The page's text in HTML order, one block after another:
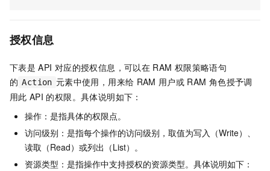
授权信息
下表是 API 对应的授权信息，可以在 RAM 权限策略语句
的 Action 元素中使用，用来给 RAM 用户或 RAM 角色授予调
用此 API 的权限。具体说明如下：
操作：是指具体的权限点。
访问级别：是指每个操作的访问级别，取值为写入（Write）、
读取（Read）或列出（List）。
资源类型：是指操作中支持授权的资源类型。具体说明如下：